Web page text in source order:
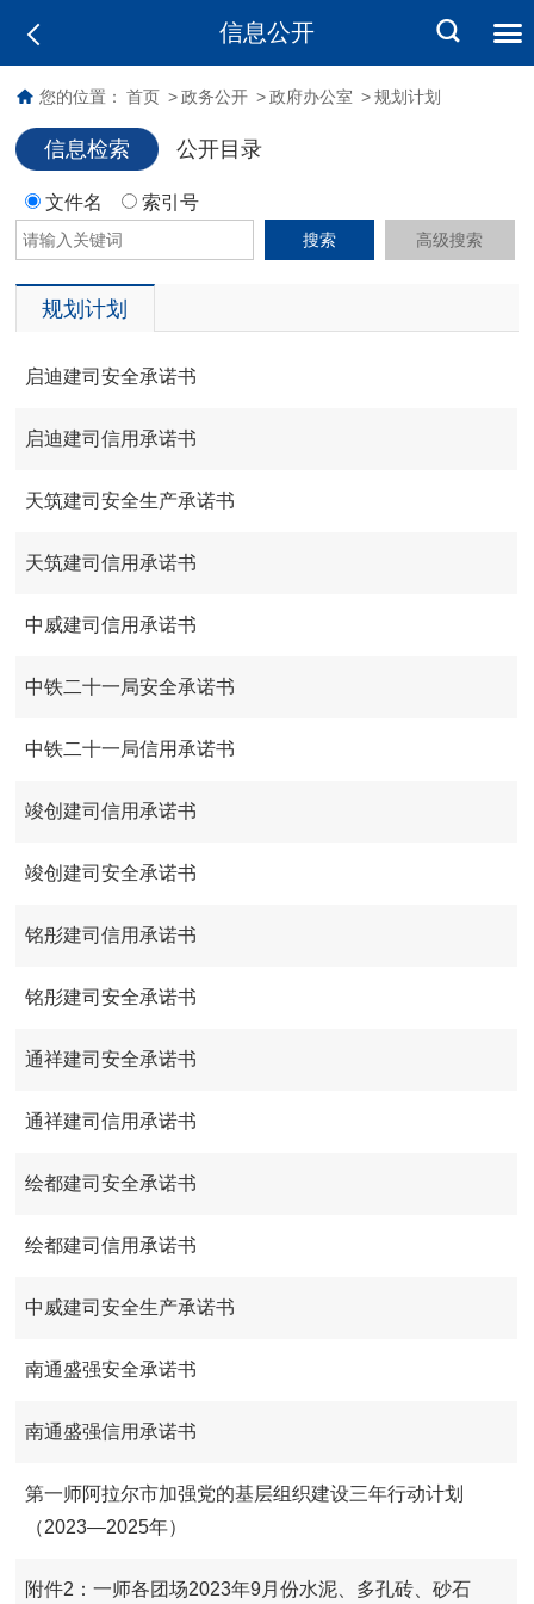
信息公开
您的位置： 首页 > 政务公开 > 政府办公室 > 规划计划
信息检索 公开目录
文件名 索引号
搜索 高级搜索
规划计划
启迪建司安全承诺书
启迪建司信用承诺书
天筑建司安全生产承诺书
天筑建司信用承诺书
中威建司信用承诺书
中铁二十一局安全承诺书
中铁二十一局信用承诺书
竣创建司信用承诺书
竣创建司安全承诺书
铭彤建司信用承诺书
铭彤建司安全承诺书
通祥建司安全承诺书
通祥建司信用承诺书
绘都建司安全承诺书
绘都建司信用承诺书
中威建司安全生产承诺书
南通盛强安全承诺书
南通盛强信用承诺书
第一师阿拉尔市加强党的基层组织建设三年行动计划
（2023—2025年）
附件2：一师各团场2023年9月份水泥、多孔砖、砂石